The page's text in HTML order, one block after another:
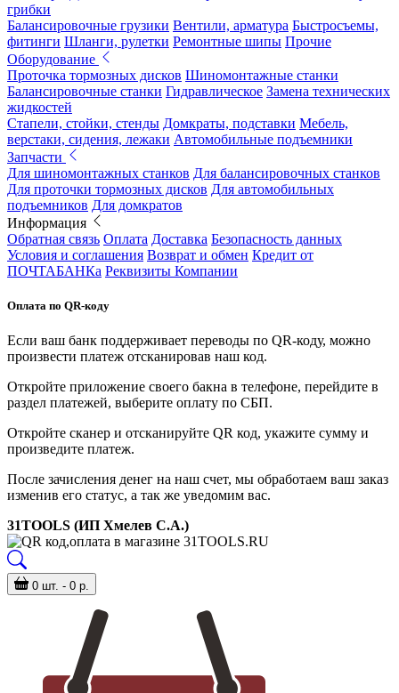
грибки
Балансировочные грузики Вентили, арматура Быстросъемы,
фитинги Шланги, рулетки Ремонтные шипы Прочие
Оборудование
Проточка тормозных дисков Шиномонтажные станки
Балансировочные станки Гидравлическое Замена технических
жидкостей
Стапели, стойки, стенды Домкраты, подставки Мебель,
верстаки, сидения, лежаки Автомобильные подъемники
Запчасти
Для шиномонтажных станков Для балансировочных станков
Для проточки тормозных дисков Для автомобильных
подъемников Для домкратов
Информация
Обратная связь Оплата Доставка Безопасность данных
Условия и соглашения Возврат и обмен Кредит от
ПОЧТАБАНКа Реквизиты Компании
Оплата по QR-коду
Если ваш банк поддерживает переводы по QR-коду, можно
произвести платеж отсканировав наш код.
Откройте приложение своего бакна в телефоне, перейдите в
раздел платежей, выберите оплату по СБП.
Откройте сканер и отсканируйте QR код, укажите сумму и
произведите платеж.
После зачисления денег на наш счет, мы обработаем ваш заказ
изменив его статус, а так же уведомим вас.
31TOOLS (ИП Хмелев С.А.)
0 шт. - 0 р.